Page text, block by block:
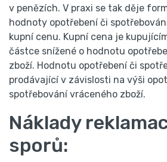
v penězích. V praxi se tak děje
hodnoty opotřebení či
kupní cenu. Kupní cena je
částce snížené o hodnotu
zboží. Hodnotu opotřebení či
prodávající v závislosti na výši
spotřebování vráceného zboží.
Náklady
sporů: